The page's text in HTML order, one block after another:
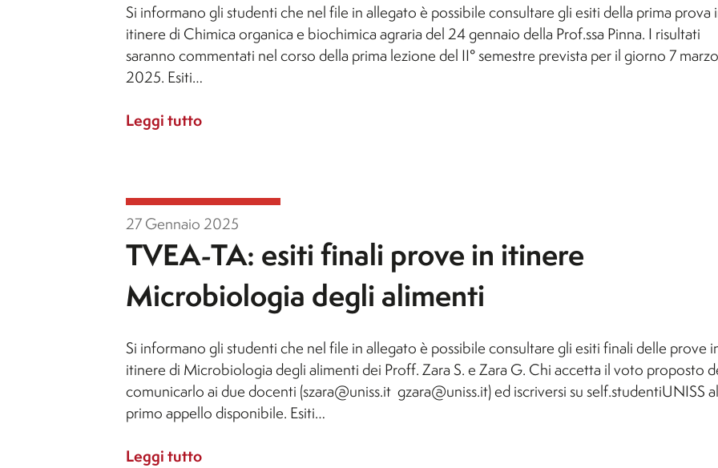
Si informano gli studenti che nel file in allegato è possibile consultare gli esiti della prima prova
itinere di Chimica organica e biochimica agraria del 24 gennaio della Prof.ssa Pinna. I risultati
saranno commentati nel corso della prima lezione del II° semestre prevista per il giorno 7 marzo
2025. Esiti…
Leggi tutto
27 Gennaio 2025
TVEA-TA: esiti finali prove in itinere
Microbiologia degli alimenti
Si informano gli studenti che nel file in allegato è possibile consultare gli esiti finali delle prove
itinere di Microbiologia degli alimenti dei Proff. Zara S. e Zara G. Chi accetta il voto proposto
comunicarlo ai due docenti (szara@uniss.it gzara@uniss.it) ed iscriversi su self.studentiUNISS al
primo appello disponibile. Esiti…
Leggi tutto